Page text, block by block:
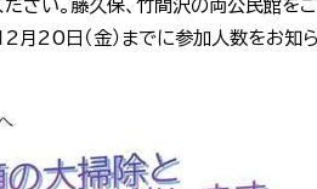
さい。藤久保、竹間沢の両公民館を
月20日（金）までに参加人数をお知ら